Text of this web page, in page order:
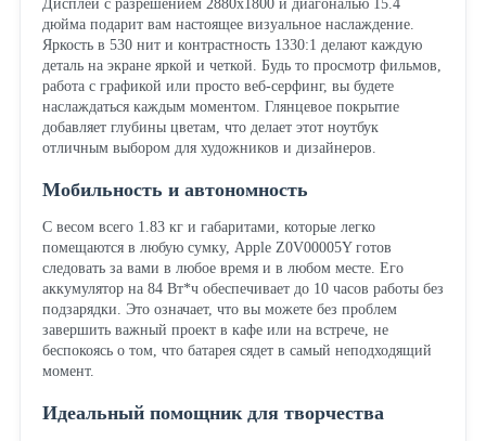
Дисплей с разрешением 2880x1800 и диагональю 15.4
дюйма подарит вам настоящее визуальное наслаждение.
Яркость в 530 нит и контрастность 1330:1 делают каждую
деталь на экране яркой и четкой. Будь то просмотр фильмов,
работа с графикой или просто веб-серфинг, вы будете
наслаждаться каждым моментом. Глянцевое покрытие
добавляет глубины цветам, что делает этот ноутбук
отличным выбором для художников и дизайнеров.
Мобильность и автономность
С весом всего 1.83 кг и габаритами, которые легко
помещаются в любую сумку, Apple Z0V00005Y готов
следовать за вами в любое время и в любом месте. Его
аккумулятор на 84 Вт*ч обеспечивает до 10 часов работы без
подзарядки. Это означает, что вы можете без проблем
завершить важный проект в кафе или на встрече, не
беспокоясь о том, что батарея сядет в самый неподходящий
момент.
Идеальный помощник для творчества